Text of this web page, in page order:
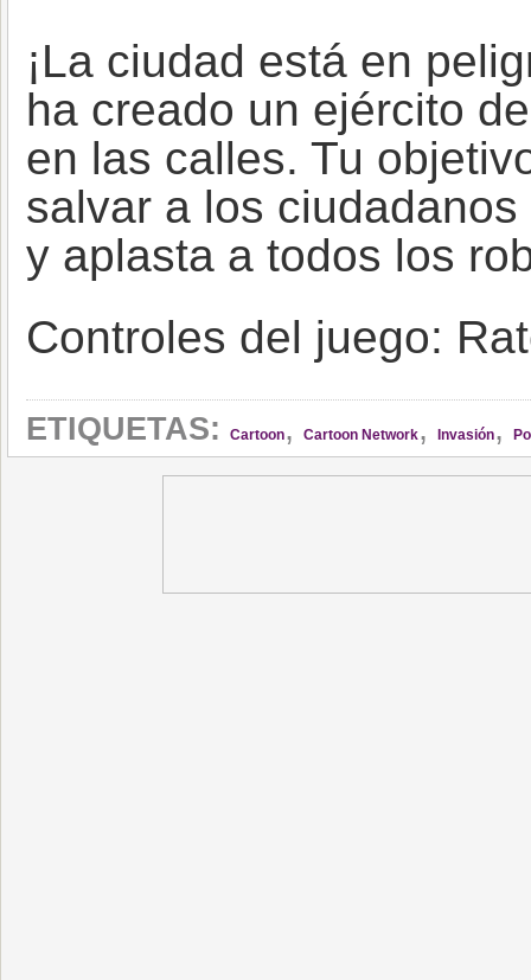
¡La ciudad está en
ha creado un ejército
en las calles. Tu
salvar a los
y aplasta a todos los
Controles del juego:
ETIQUETAS: Cartoon, Cartoon Network, Invasión,